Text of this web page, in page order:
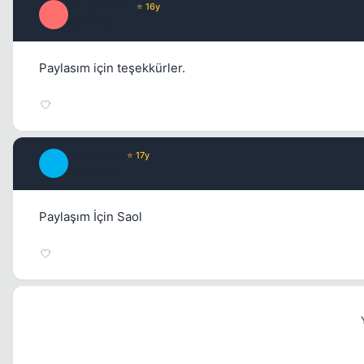
⭐ 16y
Paylasım için teşekkürler.
⭐ 17y
Paylaşım İçin Saol